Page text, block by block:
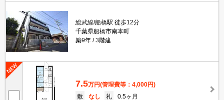
総武線/船橋駅 徒歩12分
千葉県船橋市南本町
築9年
3階建
7.5万円(管理費等：4,000円)
敷
なし 礼
0.5ヶ月